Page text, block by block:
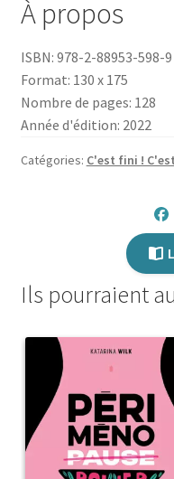
guéris
vaginisme,
c'est
parti
!
À propos
ISBN: 978-2-88953-598-9
Format: 130 x 175
Nombre de pages: 128
Année d'édition: 2022
Catégories: C'est fini !
Ils pourraient